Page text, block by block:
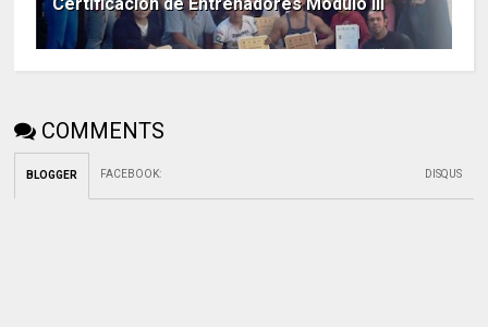
COMMENTS
BLOGGER FACEBOOK: DISQUS